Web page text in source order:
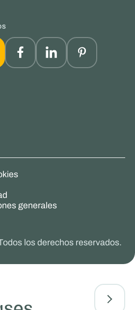
generales
los derechos reservados.